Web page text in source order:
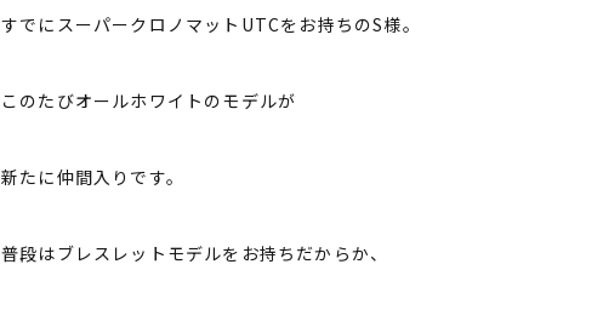
すでにスーパークロノマットUTCをお持ちのS様。
このたびオールホワイトのモデルが
新たに仲間入りです。
普段はブレスレットモデルをお持ちだからか、